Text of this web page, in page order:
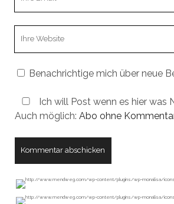
Benachrichtige mich über neue
Ich will Post wenn es hier was
Auch möglich: Abo ohne